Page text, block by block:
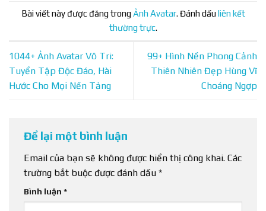
Bài viết này được đăng trongẢnh Avatar. Đánh dấuliên kết
thường trực.
1044+ Ảnh Avatar Vô Tri:
Tuyển Tập Độc Đáo, Hài
Hước Cho Mọi Nền Tảng
99+ Hình Nền Phong Cảnh
Thiên Nhiên Đẹp Hùng Vĩ
Choáng Ngợp
Để lại một bình luận
Email của bạn sẽ không được hiển thị công khai. Các
trường bắt buộc được đánh dấu *
Bình luận *